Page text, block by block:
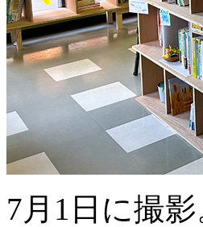
7月1日に撮